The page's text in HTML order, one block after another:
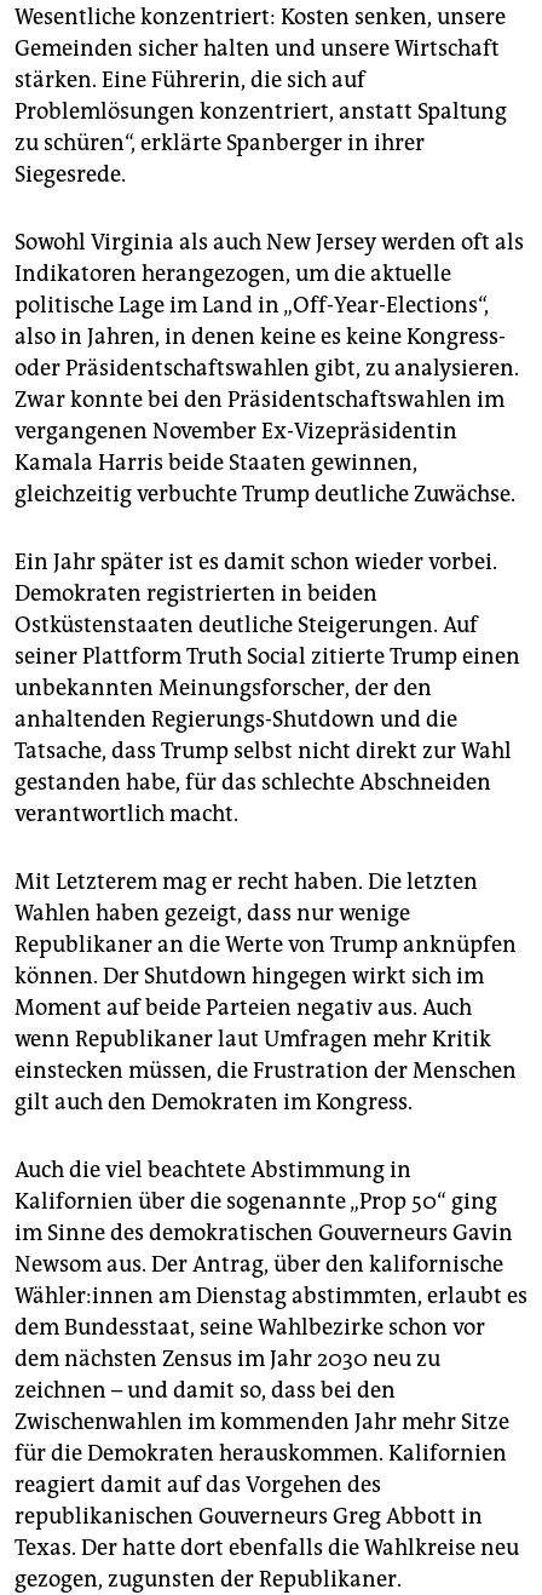
Wesentliche konzentriert: Kosten senken, unsere
Gemeinden sicher halten und unsere Wirtschaft
stärken. Eine Führerin, die sich auf
Problemlösungen konzentriert, anstatt Spaltung
zu schüren“, erklärte Spanberger in ihrer
Siegesrede.
Sowohl Virginia als auch New Jersey werden oft als
Indikatoren herangezogen, um die aktuelle
politische Lage im Land in „Off-Year-Elections“,
also in Jahren, in denen keine es keine Kongress-
oder Präsidentschaftswahlen gibt, zu analysieren.
Zwar konnte bei den Präsidentschaftswahlen im
vergangenen November Ex-Vizepräsidentin
Kamala Harris beide Staaten gewinnen,
gleichzeitig verbuchte Trump deutliche Zuwächse.
Ein Jahr später ist es damit schon wieder vorbei.
Demokraten registrierten in beiden
Ostküstenstaaten deutliche Steigerungen. Auf
seiner Plattform Truth Social zitierte Trump einen
unbekannten Meinungsforscher, der den
anhaltenden Regierungs-Shutdown und die
Tatsache, dass Trump selbst nicht direkt zur Wahl
gestanden habe, für das schlechte Abschneiden
verantwortlich macht.
Mit Letzterem mag er recht haben. Die letzten
Wahlen haben gezeigt, dass nur wenige
Republikaner an die Werte von Trump anknüpfen
können. Der Shutdown hingegen wirkt sich im
Moment auf beide Parteien negativ aus. Auch
wenn Republikaner laut Umfragen mehr Kritik
einstecken müssen, die Frustration der Menschen
gilt auch den Demokraten im Kongress.
Auch die viel beachtete Abstimmung in
Kalifornien über die sogenannte „Prop 50“ ging
im Sinne des demokratischen Gouverneurs Gavin
Newsom aus. Der Antrag, über den kalifornische
Wäh­le­r:in­nen am Dienstag abstimmten, erlaubt es
dem Bundesstaat, seine Wahlbezirke schon vor
dem nächsten Zensus im Jahr 2030 neu zu
zeichnen – und damit so, dass bei den
Zwischenwahlen im kommenden Jahr mehr Sitze
für die Demokraten herauskommen. Kalifornien
reagiert damit auf das Vorgehen des
republikanischen Gouverneurs Greg Abbott in
Texas. Der hatte dort ebenfalls die Wahlkreise neu
gezogen, zugunsten der Republikaner.